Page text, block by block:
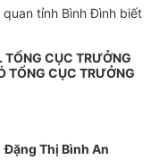
tỉnh Bình Đình biết
TỔNG CỤC TRƯỞNG
TỔNG CỤC TRƯỞNG
Đặng Thị Bình An